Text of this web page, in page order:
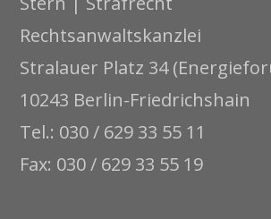
Rechtsanwaltskanzlei
Stralauer Platz 34
10243 Berlin-Friedrichshain
Tel.: 030 / 629 33 55 11
Fax: 030 / 629 33 55 19